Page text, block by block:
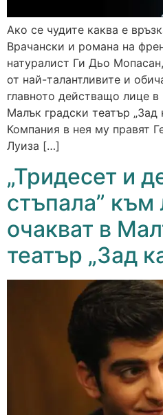
Ако се чудите каква е
Врачански и романа на
натуралист Ги Дьо
от най-талантливите и
главното действащо лице в
Малък градски театър „Зад
Компания в нея му правят
Луиза […]
„Тридесет и
стъпала” към
очакват в
театър „Зад